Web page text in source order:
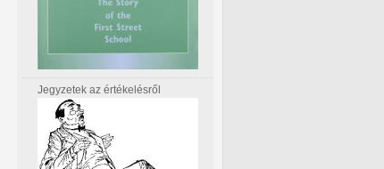
Jegyzetek az értékelésről